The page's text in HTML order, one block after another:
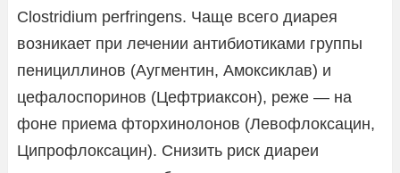
Clostridium perfringens. Чаще всего диарея
возникает при лечении антибиотиками группы
пенициллинов (Аугментин, Амоксиклав) и
цефалоспоринов (Цефтриаксон), реже — на
фоне приема фторхинолонов (Левофлоксацин,
Ципрофлоксацин). Снизить риск диареи